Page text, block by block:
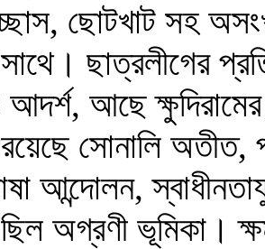
ছোটখাট সহ
ছাত্রলীগের
আদর্শ, আছে
সোনালি অতীত,
আন্দোলন,
অগ্রণী ভূমিকা।